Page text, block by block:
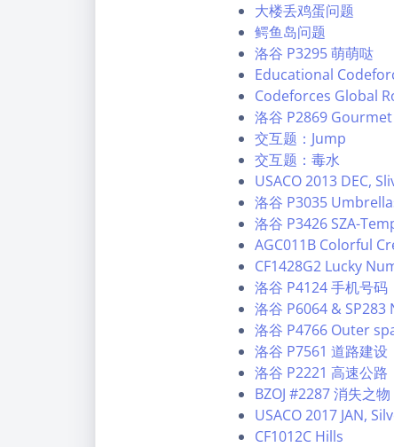
大楼丢鸡蛋问题
鳄鱼岛问题
洛谷 P3295 萌萌哒
Educational
Codeforces Global
洛谷 P2869
交互题：Jump
交互题：毒水
USACO 2013 DEC,
洛谷 P3035
洛谷 P3426 SZA-
AGC011B Colorful
CF1428G2 Lucky
洛谷 P4124 手机号码
洛谷 P6064 & SP283
洛谷 P4766 Outer
洛谷 P7561 道路建设
洛谷 P2221 高速公路
BZOJ #2287 消失之物
USACO 2017 JAN,
CF1012C Hills